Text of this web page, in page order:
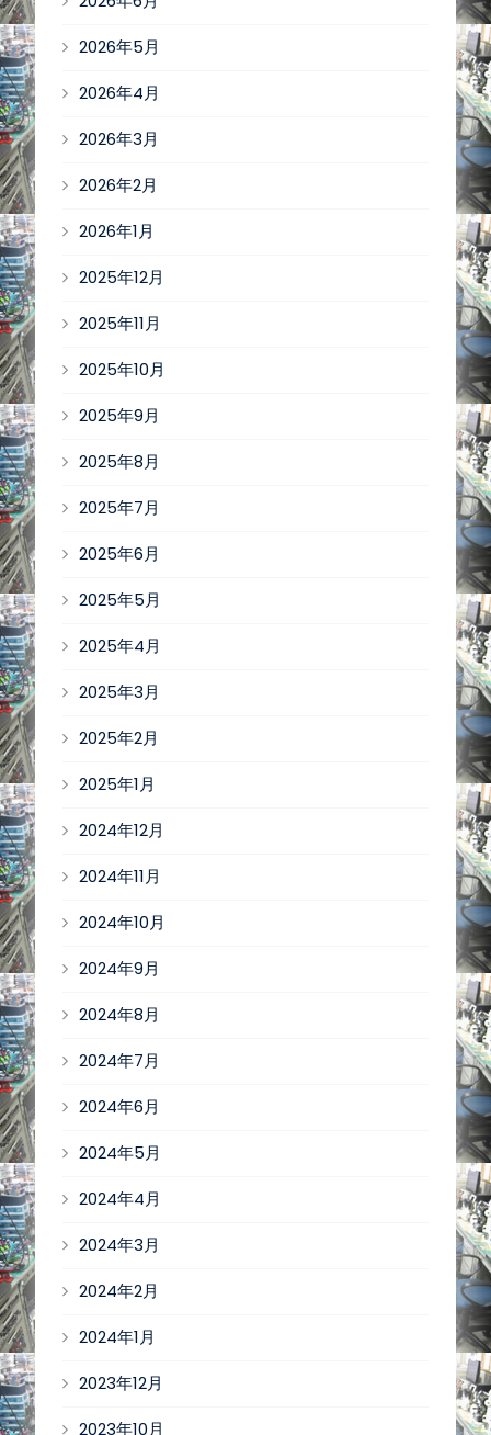
2026年5月
2026年4月
2026年3月
2026年2月
2026年1月
2025年12月
2025年11月
2025年10月
2025年9月
2025年8月
2025年7月
2025年6月
2025年5月
2025年4月
2025年3月
2025年2月
2025年1月
2024年12月
2024年11月
2024年10月
2024年9月
2024年8月
2024年7月
2024年6月
2024年5月
2024年4月
2024年3月
2024年2月
2024年1月
2023年12月
2023年10月